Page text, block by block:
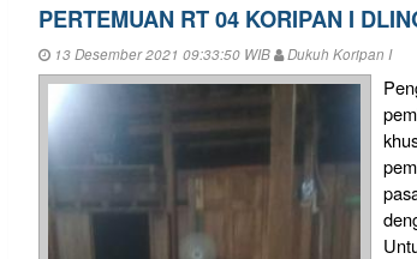
PERTEMUAN RT 04 KORIPAN I
13 Desember 2021 09:33:50 WIB Dukuh Koripan I